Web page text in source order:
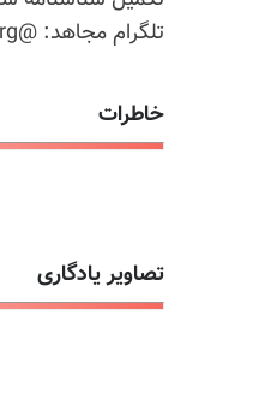
تلگرام مجاهد: @mojahedin_org
خاطرات
تصاویر یادگاری